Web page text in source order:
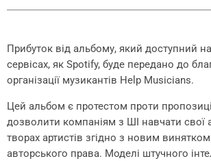
Прибуток від альбому, який доступний
сервісах, як Spotify, буде передано до
організації музикантів Help Musicians.
Цей альбом є протестом проти
дозволити компаніям з ШІ навчати свої
творах артистів згідно з новим
авторського права. Моделі штучного